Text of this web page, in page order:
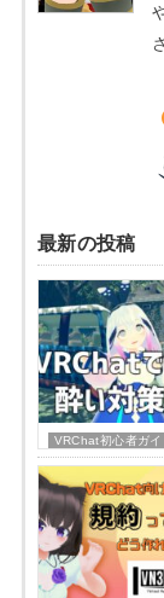
最新の投稿
VRChat初心者ガイ